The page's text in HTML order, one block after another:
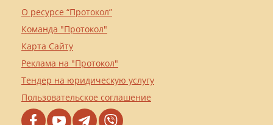
О ресурсе “Протокол”
Команда "Протокол"
Карта Сайту
Реклама на "Протокол"
Тендер на юридическую услугу
Пользовательское соглашение